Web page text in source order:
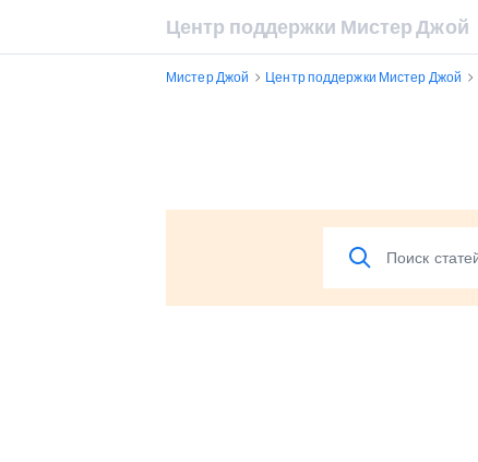
Центр поддержки Мистер Джой
Мистер Джой Центр поддержки Мистер Джой